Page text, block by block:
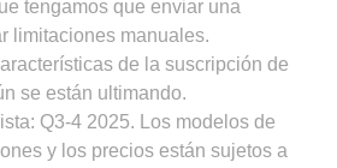
tengamos que enviar una
limitaciones manuales.
de la suscripción de
se están ultimando.
Q3-4 2025. Los modelos de
y los precios están sujetos a